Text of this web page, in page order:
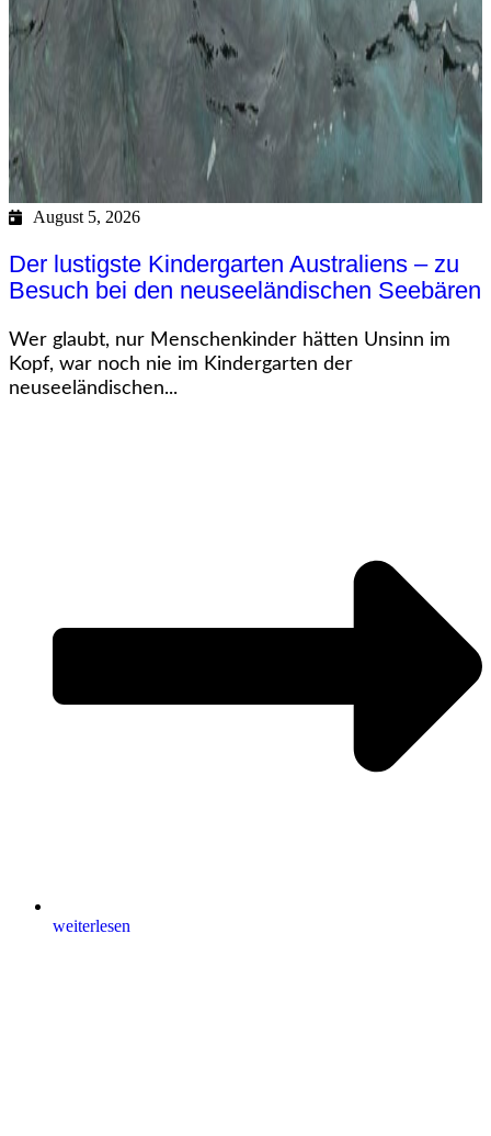
August 5, 2026
Der lustigste Kindergarten Australiens – zu
Besuch bei den neuseeländischen Seebären
Wer glaubt, nur Menschenkinder hätten Unsinn im
Kopf, war noch nie im Kindergarten der
neuseeländischen...
weiterlesen